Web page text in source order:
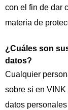
con el fin de dar
materia de
¿Cuáles son
datos?
Cualquier
sobre si en
datos